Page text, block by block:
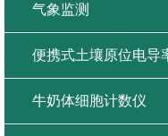
仪
气象监测
便携式土壤原位电导
牛奶体细胞计数仪